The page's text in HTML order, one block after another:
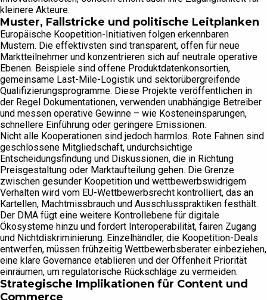
kleinere Akteure.
Muster, Fallstricke und politische Leitplanken
Europäische Koopetition-Initiativen folgen erkennbaren
Mustern. Die effektivsten sind transparent, offen für neue
Marktteilnehmer und konzentrieren sich auf neutrale operative
Ebenen. Beispiele sind offene Produktdatenkonsortien,
gemeinsame Last-Mile-Logistik und sektorübergreifende
Qualifizierungsprogramme. Diese Projekte veröffentlichen in
der Regel Dokumentationen, verwenden unabhängige Betreiber
und messen operative Gewinne – wie Kosteneinsparungen,
schnellere Einführung oder geringere Emissionen.
Nicht alle Kooperationen sind jedoch harmlos. Rote Fahnen sind
geschlossene Mitgliedschaft, undurchsichtige
Entscheidungsfindung und Diskussionen, die in Richtung
Preisgestaltung oder Marktaufteilung gehen. Die Grenze
zwischen gesunder Koopetition und wettbewerbswidrigem
Verhalten wird vom EU-Wettbewerbsrecht kontrolliert, das an
Kartellen, Machtmissbrauch und Ausschlusspraktiken festhält.
Der DMA fügt eine weitere Kontrollebene für digitale
Ökosysteme hinzu und fordert Interoperabilität, fairen Zugang
und Nichtdiskriminierung. Einzelhändler, die Koopetition-Deals
entwerfen, müssen frühzeitig Wettbewerbsberater einbeziehen,
eine klare Governance etablieren und der Offenheit Priorität
einräumen, um regulatorische Rückschläge zu vermeiden.
Strategische Implikationen für Content und
Commerce